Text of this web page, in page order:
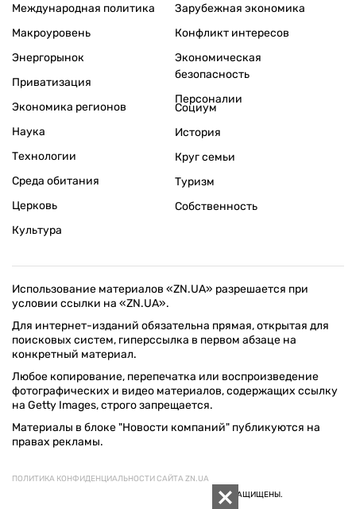
Международная политика
Макроуровень
Энергорынок
Приватизация
Экономика регионов
Зарубежная экономика
Конфликт интересов
Экономическая
безопасность
Персоналии
Наука
Технологии
Среда обитания
Церковь
Культура
Социум
История
Круг семьи
Туризм
Собственность
Использование материалов «ZN.UA» разрешается при
условии ссылки на «ZN.UA».
Для интернет-изданий обязательна прямая, открытая для
поисковых систем, гиперссылка в первом абзаце на
конкретный материал.
Любое копирование, перепечатка или воспроизведение
фотографических и видео материалов, содержащих ссылку
на Getty Images, строго запрещается.
Материалы в блоке "Новости компаний" публикуются на
правах рекламы.
ПОЛИТИКА КОНФИДЕНЦИАЛЬНОСТИ САЙТА ZN.UA
© 1994–2026 «ЗЕРКАЛО НЕДЕЛИ. УКРАИНА». ВСЕ ПРАВА ЗАЩИЩЕНЫ.